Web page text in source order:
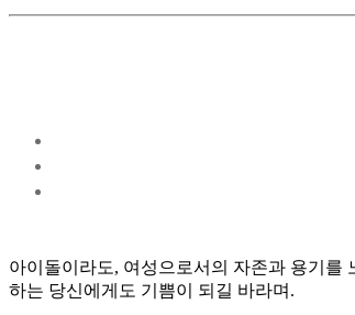
아이돌이라도, 여성으로서의 자존과 용기를
하는 당신에게도 기쁨이 되길 바라며.